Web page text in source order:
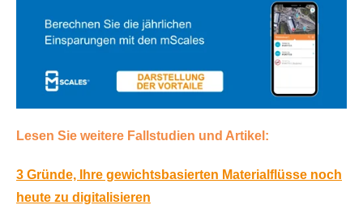
Lesen Sie weitere Fallstudien und Artikel:
3 Gründe, Ihre gewichtsbasierten Materialflüsse noch
heute zu digitalisieren